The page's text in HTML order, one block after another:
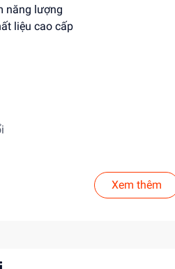
năng lượng
liệu cao cấp
Xem thêm